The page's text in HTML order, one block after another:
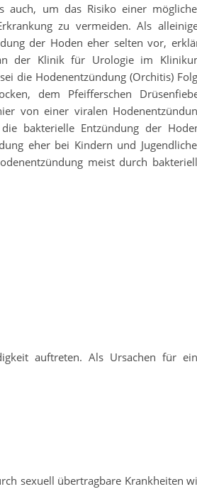
auch, um das Risiko einer
zu vermeiden. Als
der Hoden eher selten vor,
der Klinik für Urologie im
die Hodenentzündung (Orchitis)
dem Pfeifferschen
von einer viralen
bakterielle Entzündung der
eher bei Kindern und
meist durch
auftreten. Als Ursachen für
sexuell übertragbare Krankheiten